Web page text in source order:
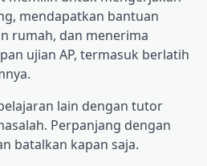
mendapatkan bantuan
rumah, dan menerima
ujian AP, termasuk berlatih
lain dengan tutor
Perpanjang dengan
batalkan kapan saja.